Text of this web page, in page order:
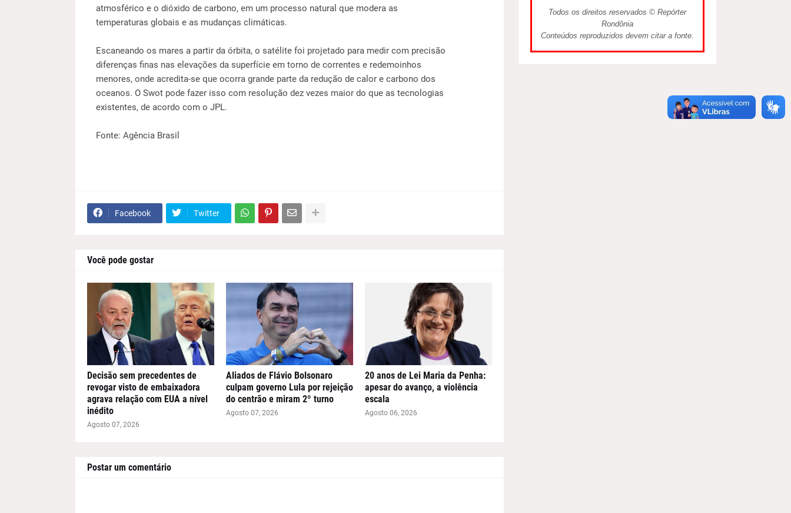
atmosférico e o dióxido de carbono, em um processo natural que modera as
temperaturas globais e as mudanças climáticas.
Escaneando os mares a partir da órbita, o satélite foi projetado para medir com precisão
diferenças finas nas elevações da superfície em torno de correntes e redemoinhos
menores, onde acredita-se que ocorra grande parte da redução de calor e carbono dos
oceanos. O Swot pode fazer isso com resolução dez vezes maior do que as tecnologias
existentes, de acordo com o JPL.
Fonte: Agência Brasil
Facebook Twitter
Você pode gostar
Decisão sem precedentes de
revogar visto de embaixadora
agrava relação com EUA a nível
inédito
Agosto 07, 2026
Aliados de Flávio Bolsonaro
culpam governo Lula por rejeição
do centrão e miram 2º turno
Agosto 07, 2026
20 anos de Lei Maria da Penha:
apesar do avanço, a violência
escala
Agosto 06, 2026
Postar um comentário
Todos os direitos reservados © Repórter
Rondônia
Conteúdos reproduzidos devem citar a fonte.